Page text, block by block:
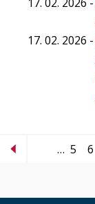
17. 02. 2026
… 5 6